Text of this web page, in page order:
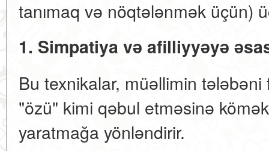
tanımaq və nöqtələnmək üçün)
1. Simpatiya və afilliyyəyə
Bu texnikalar, müəllimin tələbəni
"özü" kimi qəbul etməsinə
yaratmağa yönləndirir.